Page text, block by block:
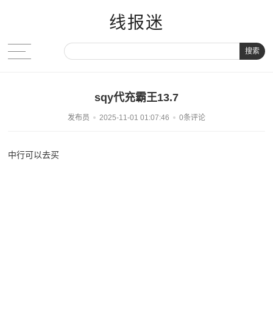
线报迷
搜索
sqy代充霸王13.7
发布员 2025-11-01 01:07:46 0条评论
中行可以去买